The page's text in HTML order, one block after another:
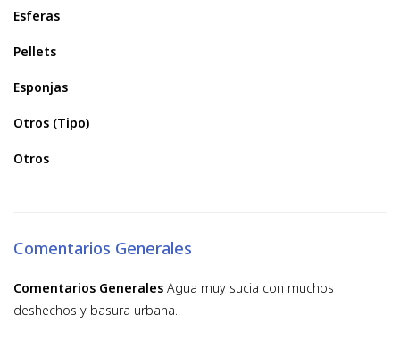
Esferas
Pellets
Esponjas
Otros (Tipo)
Otros
Comentarios Generales
Comentarios Generales Agua muy sucia con muchos
deshechos y basura urbana.